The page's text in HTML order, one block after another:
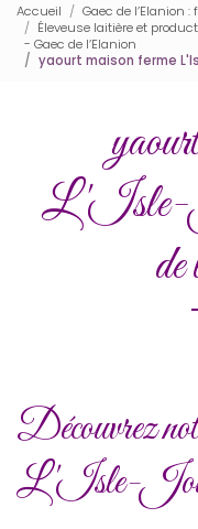
Accueil
Gaec de l’Elanion
Éleveuse laitière et
- Gaec de l’Elanion
yaourt maison ferme
L'Isle-
Découvrez
L'Isle-